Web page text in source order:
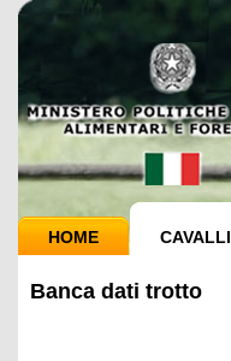
HOME CAVALLI
Banca dati trotto